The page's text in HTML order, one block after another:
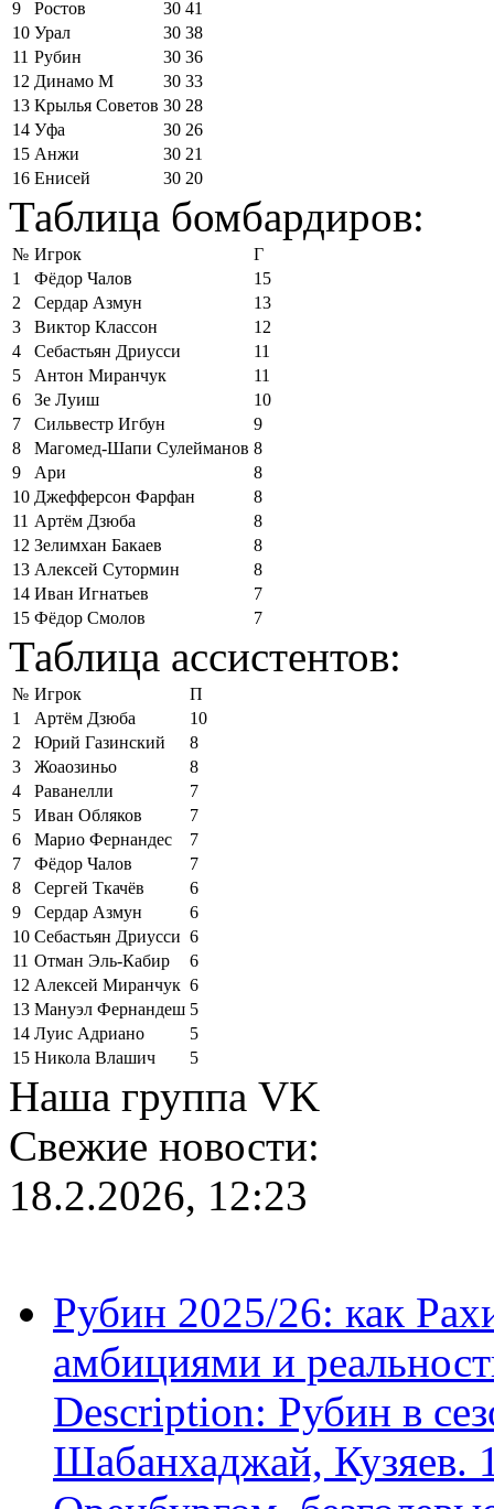
9
Ростов 30 41
10 Урал 30 38
11 Рубин 30 36
12 Динамо М 30 33
13 Крылья Советов 30 28
14 Уфа 30 26
15 Анжи 30 21
16 Енисей 30 20
Таблица бомбардиров:
№ Игрок
Г
1
Фёдор Чалов
15
2
Сердар Азмун
13
3
Виктор Классон
12
4
Себастьян Дриусси
11
5
Антон Миранчук
11
6
Зе Луиш
10
7
Сильвестр Игбун
9
8
Магомед-Шапи Сулейманов 8
9
Ари
8
10 Джефферсон Фарфан
8
11 Артём Дзюба
8
12 Зелимхан Бакаев
8
13 Алексей Сутормин
8
14 Иван Игнатьев
7
15 Фёдор Смолов 7
Таблица ассистентов:
№ Игрок
П
1
Артём Дзюба
10
2
Юрий Газинский
8
3
Жоаозиньо
8
4
Раванелли
7
5
Иван Обляков
7
6
Марио Фернандес
7
7
Фёдор Чалов
7
8
Сергей Ткачёв
6
9
Сердар Азмун
6
10 Себастьян Дриусси 6
11 Отман Эль-Кабир
6
12 Алексей Миранчук 6
13 Мануэл Фернандеш 5
14 Луис Адриано
5
15 Никола Влашич 5
Наша группа VK
Свежие новости:
18.2.2026, 12:23
Рубин 2025/26: как
амбициями и
Description: Рубин в
Шабанхаджай, Кузяев.